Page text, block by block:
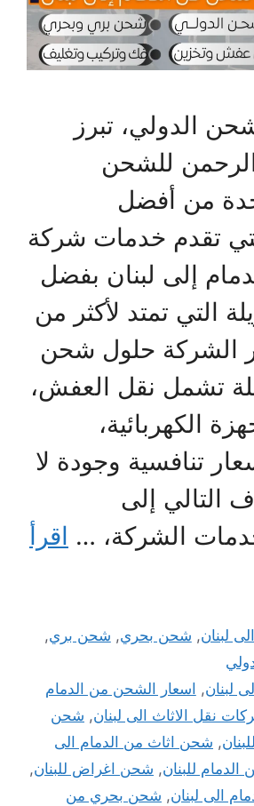
الدولي، تبرز
للشحن
من أفضل
تقدم خدمات شركة
إلى لبنان بفضل
التي تمتد لأكثر من
الشركة حلول شحن
تشمل نقل العفش،
الكهربائية،
تنافسية وجودة لا
التالي إلى
الشركة، … اقرأ
لبنان, شحن بحري, شحن بري,
لبنان, اسعار الشحن من الدمام
نقل الاثاث الى لبنان, شحن
, شحن اثاث من الدمام الى
للبنان, شحن اغراض للبنان,
الى لبنان, شحن بحري من